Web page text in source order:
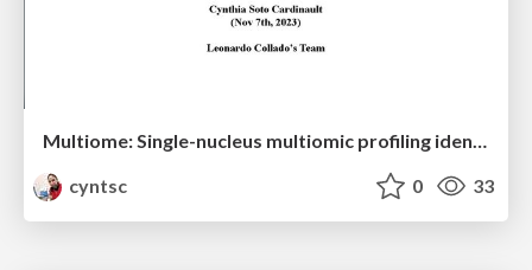
Multiome: Single-nucleus multiomic profiling identifies cis-regulatory mechanisms in Alzheimer’s disease (AD)
cyntsc
0 33